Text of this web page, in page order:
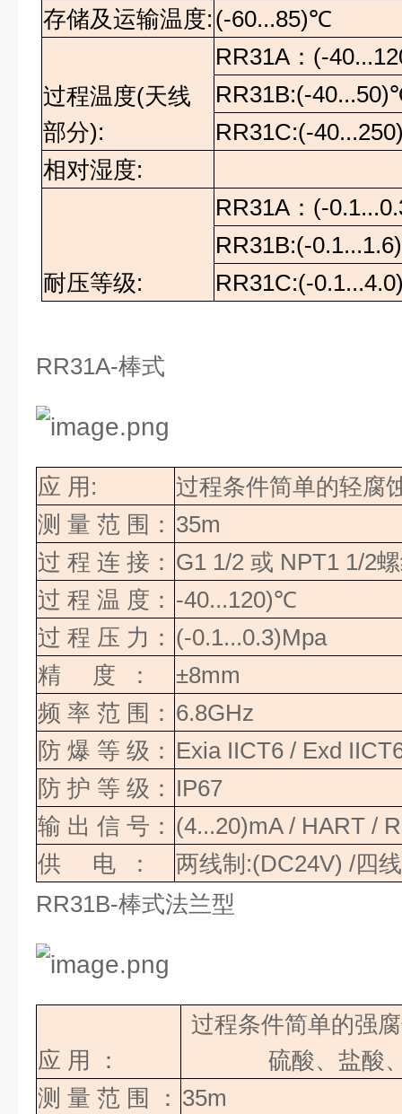
存储及运输温度: (-60...85)℃
过程温度(天线
部分):
RR31A： (-
RR31B:(-40...50)
RR31C:(-
相对湿度:
耐压等级:
RR31A： (-
RR31B:(-
RR31C:(-
RR31A-棒式
应 用 :
过程条件简单的轻腐
测 量 范 围： 35m
过 程 连 接： G1 1/2 或 NPT1 1/2
过 程 温 度： -40...120)℃
过 程 压 力： (-0.1...0.3)Mpa
精
度 ：
±8mm
频 率 范 围： 6.8GHz
防 爆 等 级： Exia IICT6 / Exd
防 护 等 级： IP67
输 出 信 号： (4...20)mA / HART /
供
电 ： 两线制 :(DC24V) /四
RR31B-棒式法兰型
应 用 ：
过程条件简单的强
硫酸、盐酸
测 量 范 围 ： 35m